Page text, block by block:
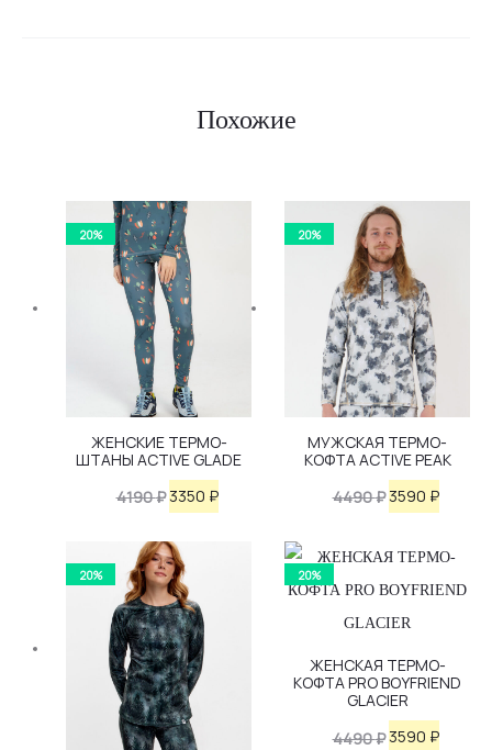
Похожие
20%
ЖЕНСКИЕ ТЕРМО-
ШТАНЫ ACTIVE GLADE
4190₽ Первоначальная
составляла
4190 ₽.
3350 ₽Текущая
20%
МУЖСКАЯ ТЕРМО-
КОФТА ACTIVE PEAK
4490₽
составляла
4490 ₽.
3590 ₽
3590 ₽.
20% 20%
ЖЕНСКАЯ ТЕРМО-
КОФТА PRO BOYFRIEND
GLACIER
4490₽ 3590 ₽